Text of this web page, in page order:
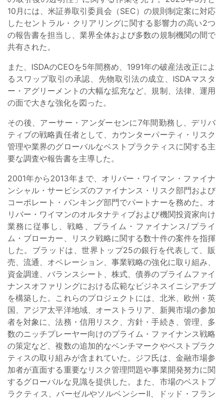
10月には、米証券取引委員会（SEC）の規則制定案に対応
したセントラル・クリアリングに関する影響力の高い2つ
の報告書を担当し、業界全体および多数の規制機関の間で
共有された。
また、ISDAのCEOを5年間務め、1991年の破産法改正によ
るスワップ取引の承認、先物取引法の成立、ISDAマスタ
ー・アグリーメントの大幅な拡充など、規制、法律、運用
の面で大きな強化を図った。
その後、アーサー・アンダーセンに7年間勤務し、デリバ
ティブの戦略責任者として、カウンターパーティ・リスク
管理や業界のグローバルなベストプラクティスに関する主
要な調査や報告書を主導した。
2001年から2013年まで、オリバー・ワイマン・ファイナ
ンシャル・サービシズのファイナンス・リスク部門および
コーポレート・バンキング部門でパートナーを務めた。オ
リバー・ワイマンのオルタナティブおよび機関投資家向け
業務に従事し、戦略、プライム・ファイナンス/プライ
ム・ブローカー、リスク戦略に関する数十件の案件を指揮
した。ブラッドは、世界トップ25の銀行を代表して、販
売、流通、オペレーション、事業戦略の強化に取り組み、
資金調達、バランスシート、株式、債券のプライムファイ
ナンスオファリングにおける広範なビジネスイニシアチブ
を構築した。これらのプロジェクトには、北米、欧州・英
国、アジア太平洋地域、オーストラリア、新興市場の参加
者を対象に、法務・信用リスク、方針・手続き、管理、多
数のニッチプレーヤー向けのプライム・ファイナンス戦略
の策定など、複数の追加的なベンチマークやベストプラク
ティスの取り組みが含まれていた。ジフ氏は、金融市場参
加者が直面する重要なリスク管理問題や事業開発努力に関
するグローバルな見識を提供した。また、市場のベストプ
ラクティス、バーゼルやソルベンシーII、ドッド・フラン